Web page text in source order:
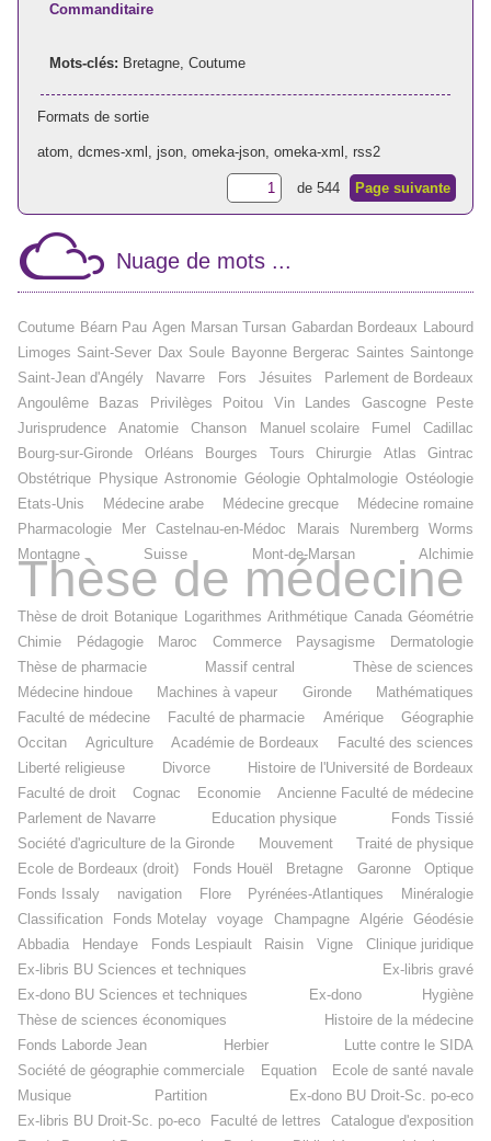
Commanditaire
Mots-clés: Bretagne Coutume
Formats de sortie
atom, dcmes-xml , json, omeka-json, omeka-xml , rss2
de 544 Page suivante
Nuage de mots ...
Coutume Béarn Pau Agen Marsan Tursan Gabardan Bordeaux
Labourd
Limoges Saint-Sever Dax Soule Bayonne Bergerac Saintes Saintonge
Saint-Jean d'Angély
Navarre Fors Jésuites
Parlement de Bordeaux
Angoulême
Bazas Privilèges Poitou Vin Landes Gascogne
Peste
Jurisprudence
Anatomie Chanson Manuel scolaire Fumel
Cadillac
Bourg-sur-Gironde
Orléans Bourges Tours Chirurgie Atlas
Gintrac
Obstétrique Physique Astronomie Géologie Ophtalmologie Ostéologie
Etats-Unis
Médecine arabe Médecine grecque
Médecine romaine
Pharmacologie
Mer Castelnau-en-Médoc Marais Nuremberg
Worms
Montagne
Suisse Mont-de-Marsan Alchimie
Thèse de médecine
Thèse de droit Botanique Logarithmes Arithmétique Canada Géométrie
Chimie
Pédagogie Maroc Commerce Paysagisme
Dermatologie
Thèse de pharmacie
Massif central
Thèse de sciences
Médecine hindoue
Machines à vapeur Gironde
Mathématiques
Faculté de médecine
Faculté de pharmacie Amérique
Géographie
Occitan
Agriculture Académie de Bordeaux
Faculté des sciences
Liberté religieuse
Divorce
Histoire de l'Université de Bordeaux
Faculté de droit
Cognac Economie
Ancienne Faculté de médecine
Parlement de Navarre
Education physique
Fonds Tissié
Société d'agriculture de la Gironde
Mouvement
Traité de physique
Ecole de Bordeaux (droit)
Fonds Houël Bretagne Garonne
Optique
Fonds Issaly
navigation Flore Pyrénées-Atlantiques
Minéralogie
Classification
Fonds Motelay voyage Champagne Algérie
Géodésie
Abbadia
Hendaye Fonds Lespiault Raisin Vigne
Clinique juridique
Ex-libris BU Sciences et techniques
Ex-libris gravé
Ex-dono BU Sciences et techniques
Ex-dono
Hygiène
Thèse de sciences économiques
Histoire de la médecine
Fonds Laborde Jean
Herbier
Lutte contre le SIDA
Société de géographie commerciale
Equation
Ecole de santé navale
Musique
Partition
Ex-dono BU Droit-Sc. po-eco
Ex-libris BU Droit-Sc. po-eco
Faculté de lettres
Catalogue d'exposition